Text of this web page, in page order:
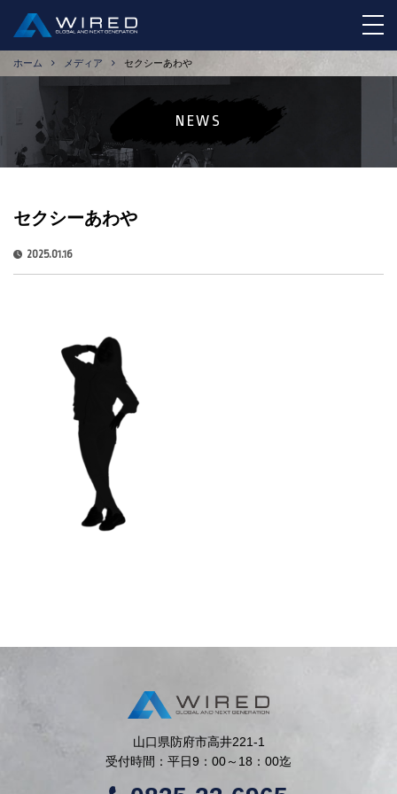
ホーム メディア セクシーあわや
NEWS
セクシーあわや
2025.01.16
山口県防府市高井221-1
受付時間：平日9：00～18：00迄